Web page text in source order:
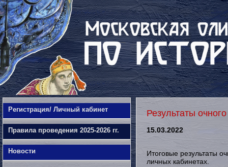
Регистрация/ Личный кабинет
Правила проведения 2025-2026 гг.
Новости
Результаты
15.03.2022
Итоговые результаты
личных кабинетах.